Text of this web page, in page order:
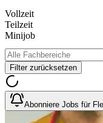
Vollzeit
Teilzeit
Minijob
Filter zurücksetzen
Abonniere Jobs für